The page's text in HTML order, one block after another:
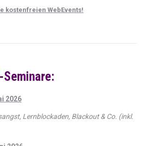
kostenfreien WebEvents!
2026
Lernblockaden, Blackout & Co. (inkl.